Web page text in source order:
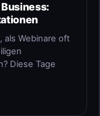
als Webinare oft
Diese Tage